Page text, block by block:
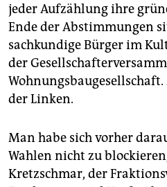
jeder Aufzählung ihre
Ende der Abstimmungen
sachkundige Bürger im
der
der Linken.
Man habe sich vorher
Wahlen nicht zu
Kretzschmar, der